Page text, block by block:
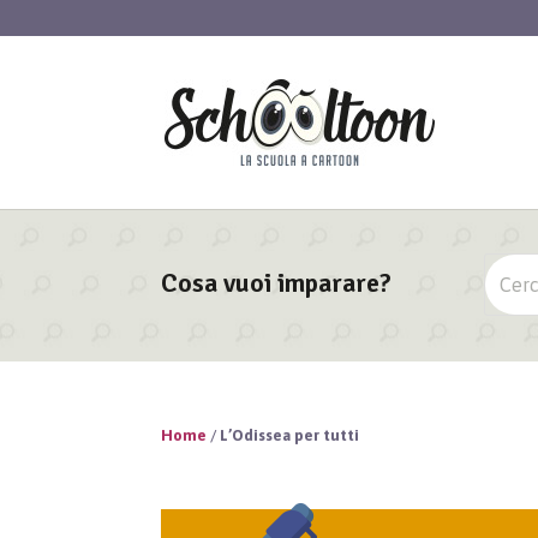
Cosa vuoi imparare?
Home / L’Odissea per tutti